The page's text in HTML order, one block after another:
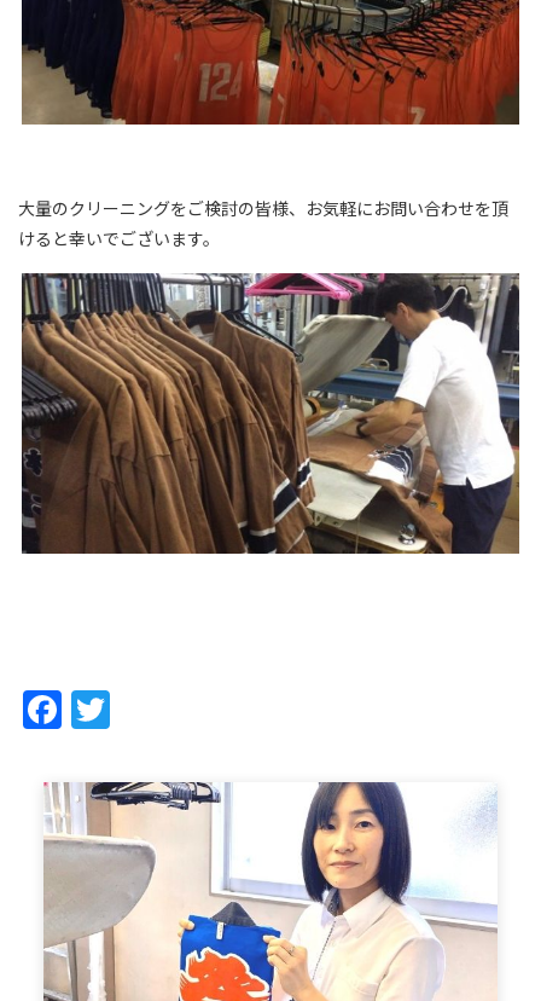
大量のクリーニングをご検討の皆様、お気軽にお問い合わせを頂
けると幸いでございます。
Facebook